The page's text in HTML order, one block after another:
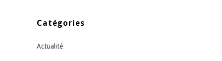
Catégories
Actualité